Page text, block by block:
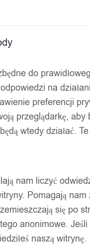
do
na
preferencji
przeglądarkę,
wtedy działać.
nam liczyć
Pomagają
się po
anonimowe.
naszą witrynę.